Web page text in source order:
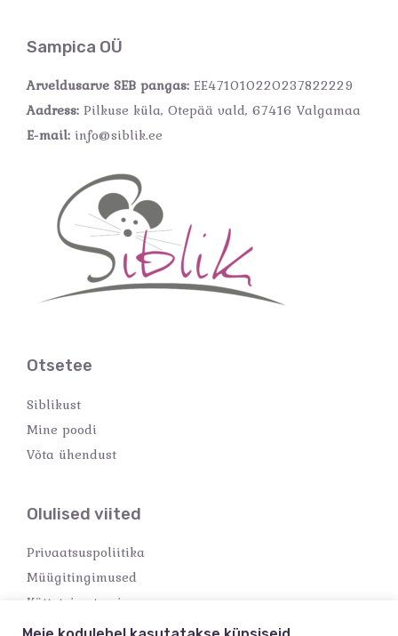
Sampica OÜ
Arveldusarve SEB pangas: EE471010220237822229
Aadress: Pilkuse küla, Otepää vald, 67416 Valgamaa
E-mail: info@siblik.ee
Otsetee
Siblikust
Mine poodi
Võta ühendust
Olulised viited
Privaatsuspoliitika
Müügitingimused
Kättetoimetamine
Makseviisid